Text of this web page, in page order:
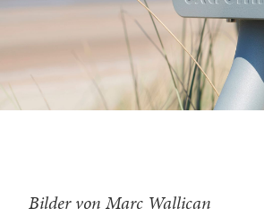
Bilder von Marc Wallican